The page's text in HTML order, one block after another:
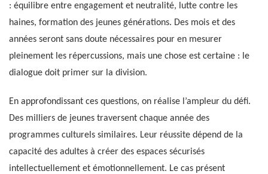
: équilibre entre engagement et neutralité, lutte contre les
haines, formation des jeunes générations. Des mois et des
années seront sans doute nécessaires pour en mesurer
pleinement les répercussions, mais une chose est certaine : le
dialogue doit primer sur la division.
En approfondissant ces questions, on réalise l’ampleur du défi.
Des milliers de jeunes traversent chaque année des
programmes culturels similaires. Leur réussite dépend de la
capacité des adultes à créer des espaces sécurisés
intellectuellement et émotionnellement. Le cas présent